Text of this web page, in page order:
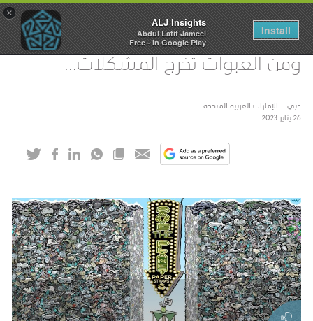
×
ALJ Insights
Abdul Latif Jameel
Free - In Google Play
Install
Toggle
navigation
ومن العبوات تخرج المشكلات…
دبي – الإمارات العربية المتحدة
26 يناير 2023